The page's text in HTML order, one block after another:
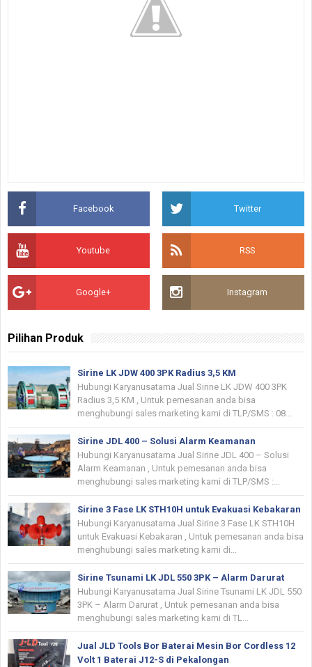
Facebook Twitter
Youtube RSS
Google+ Instagram
Pilihan Produk
Sirine LK JDW 400 3PK Radius 3,5 KM
Hubungi Karyanusatama Jual Sirine LK JDW 400 3PK
Radius 3,5 KM , Untuk pemesanan anda bisa
menghubungi sales marketing kami di TLP/SMS : 08...
Sirine JDL 400 – Solusi Alarm Keamanan
Hubungi Karyanusatama Jual Sirine JDL 400 – Solusi
Alarm Keamanan , Untuk pemesanan anda bisa
menghubungi sales marketing kami di TLP/SMS :...
Sirine 3 Fase LK STH10H untuk Evakuasi Kebakaran
Hubungi Karyanusatama Jual Sirine 3 Fase LK STH10H
untuk Evakuasi Kebakaran , Untuk pemesanan anda bisa
menghubungi sales marketing kami di...
Sirine Tsunami LK JDL 550 3PK – Alarm Darurat
Hubungi Karyanusatama Jual Sirine Tsunami LK JDL 550
3PK – Alarm Darurat , Untuk pemesanan anda bisa
menghubungi sales marketing kami di TL...
Jual JLD Tools Bor Baterai Mesin Bor Cordless 12
Volt 1 Baterai J12-S di Pekalongan